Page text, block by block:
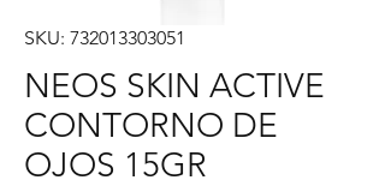
SKU: 732013303051
NEOS SKIN ACTIVE
CONTORNO DE
OJOS 15GR